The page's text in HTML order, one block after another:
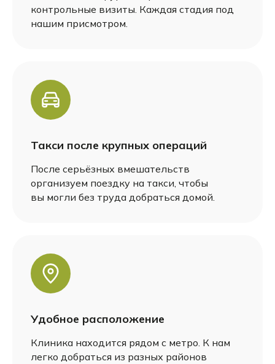
контрольные визиты. Каждая стадия под
нашим присмотром.
Такси после крупных операций
После серьёзных вмешательств
организуем поездку на такси, чтобы
вы могли без труда добраться домой.
Удобное расположение
Клиника находится рядом с метро. К нам
легко добраться из разных районов